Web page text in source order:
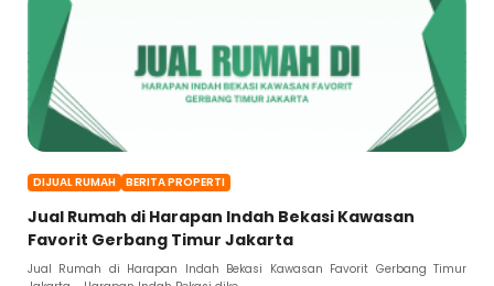
DIJUAL RUMAH BERITA PROPERTI
Jual Rumah di Harapan Indah Bekasi Kawasan
Favorit Gerbang Timur Jakarta
Jual Rumah di Harapan Indah Bekasi Kawasan Favorit Gerbang Timur